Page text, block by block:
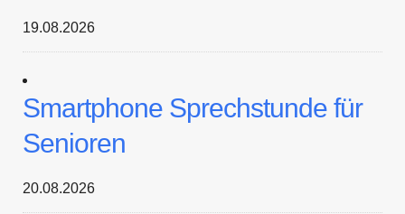
19.08.2026
Smartphone Sprechstunde für
Senioren
20.08.2026